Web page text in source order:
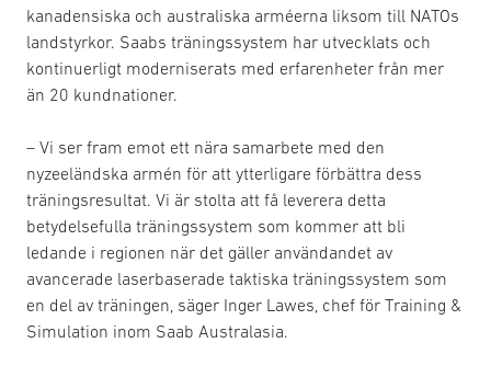
kanadensiska och australiska arméerna liksom till NATOs
landstyrkor. Saabs träningssystem har utvecklats och
kontinuerligt moderniserats med erfarenheter från mer
än 20 kundnationer.
– Vi ser fram emot ett nära samarbete med den
nyzeeländska armén för att ytterligare förbättra dess
träningsresultat. Vi är stolta att få leverera detta
betydelsefulla träningssystem som kommer att bli
ledande i regionen när det gäller användandet av
avancerade laserbaserade taktiska träningssystem som
en del av träningen, säger Inger Lawes, chef för Training &
Simulation inom Saab Australasia.